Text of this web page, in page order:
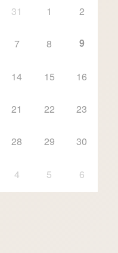
31 1 2
7 8 9
14 15 16
21 22 23
28 29 30
4 5 6